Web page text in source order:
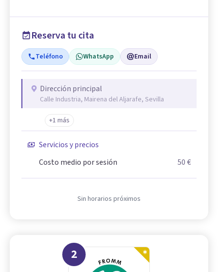
Reserva tu cita
Teléfono WhatsApp Email
Dirección principal
Calle Industria, Mairena del Aljarafe, Sevilla
+1 más
Servicios y precios
Costo medio por sesión
50 €
Sin horarios próximos
2